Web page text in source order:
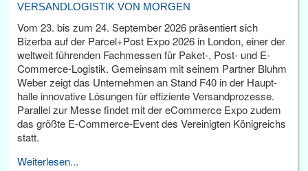
VERSANDLOGISTIK VON MORGEN
Vom 23. bis zum 24. September 2026 präsentiert sich
Bizerba auf der Parcel+Post Expo 2026 in London, einer der
weltweit führenden Fachmessen für Paket-, Post- und E-
Commerce-Logistik. Gemeinsam mit seinem Partner Bluhm
Weber zeigt das Unternehmen an Stand F40 in der Haupt­
halle innovative Lösungen für effiziente Versandprozesse.
Parallel zur Messe findet mit der eCommerce Expo zudem
das größte E-Commerce-Event des Vereinigten Königreichs
statt.
Weiterlesen...